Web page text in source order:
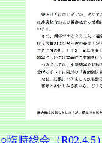
○臨時総会（R02.4.5